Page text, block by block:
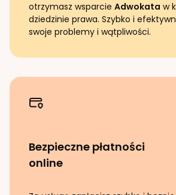
otrzymasz wsparcie Adwokata w
dziedzinie prawa. Szybko i
swoje problemy i wątpliwości.
Bezpieczne płatności
online